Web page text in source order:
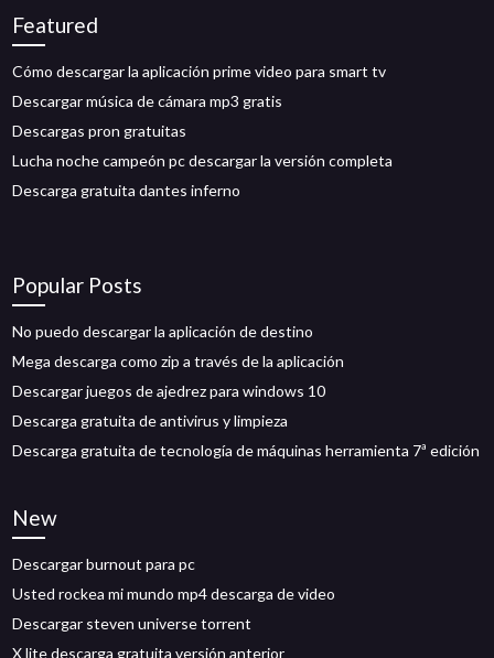
Featured
Cómo descargar la aplicación prime video para smart tv
Descargar música de cámara mp3 gratis
Descargas pron gratuitas
Lucha noche campeón pc descargar la versión completa
Descarga gratuita dantes inferno
Popular Posts
No puedo descargar la aplicación de destino
Mega descarga como zip a través de la aplicación
Descargar juegos de ajedrez para windows 10
Descarga gratuita de antivirus y limpieza
Descarga gratuita de tecnología de máquinas herramienta 7ª edición
New
Descargar burnout para pc
Usted rockea mi mundo mp4 descarga de video
Descargar steven universe torrent
X lite descarga gratuita versión anterior